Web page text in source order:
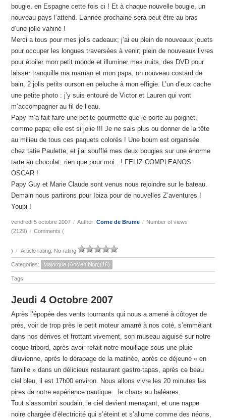
bougie, en Espagne cette fois ci ! Et à chaque nouvelle bougie, un
nouveau pays l’attend. L’année prochaine sera peut être au bras
d’une jolie vahiné !
Merci a tous pour mes jolis cadeaux; j’ai eu plein de nouveaux jouets
pour occuper les longues traversées à venir; plein de nouveaux livres
pour étoiler mon petit monde et illuminer mes nuits, des DVD pour
laisser tranquille ma maman et mon papa, un nouveau costard de
bain, 2 jolis petits ourson en peluche à mon effigie. L’un d’eux cache
une petite photo : j’y suis entouré de Victor et Lauren qui vont
m’accompagner au fil de l’eau.
Papy m’a fait faire une petite gourmette que je porte au poignet,
comme papa; elle est si jolie !!! Je ne sais plus ou donner de la tête
au milieu de tous ces paquets colorés ! Une boum est organisée
chez tatie Paulette, et j’ai soufflé mes deux bougies sur une énorme
tarte au chocolat, rien que pour moi : ! FELIZ COMPLEANOS
OSCAR !
Papy Guy et Marie Claude sont venus nous rejoindre sur le bateau.
Demain nous partirons pour Ibiza pour de nouvelles Z’aventures !
Youpi !
vendredi 5 octobre 2007 / Author:Corne de Brume / Number of views
(2129) / Comments (
) / Article rating: No rating
Categories: Majorque (Ancien blog)(16)
Tags:
Jeudi 4 Octobre 2007
Après l’épopée des vents tournants qui nous a amené à côtoyer de
près, voir de trop près le petit moteur amarré à nos coté, s’emmêlant
dans nos dérives et frottant vivement, son museau aiguisé sur notre
coque tribord, après avoir refait notre mouillage sous une pluie
diluvienne, après le dérapage de la matinée, après ce déjeuné « en
famille » dans un délicieux restaurant gastro-tapas, après ce beau
ciel bleu, il est 17h00 environ. Nous allons vivre les 20 minutes les
pires de notre expérience nautique…le chaos au baléares.
Tout s’assombri soudain, le ciel devient menaçant, et une nappe
noire chargée d’électricité qui s’éteint et s’allume comme des néons,